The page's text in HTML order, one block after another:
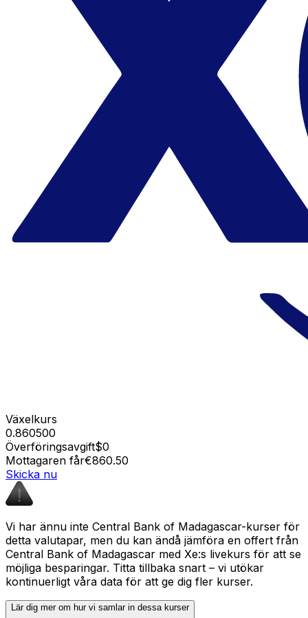
Växelkurs
0.860500
Överföringsavgift$0
Mottagaren får€860.50
Skicka nu
Vi har ännu inte Central Bank of Madagascar-kurser för
detta valutapar, men du kan ändå jämföra en offert från
Central Bank of Madagascar med Xe:s livekurs för att se
möjliga besparingar. Titta tillbaka snart – vi utökar
kontinuerligt våra data för att ge dig fler kurser.
Lär dig mer om hur vi samlar in dessa kurser